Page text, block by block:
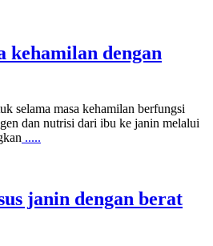
kehamilan dengan
selama masa kehamilan berfungsi
dan nutrisi dari ibu ke janin melalui
.....
janin dengan berat